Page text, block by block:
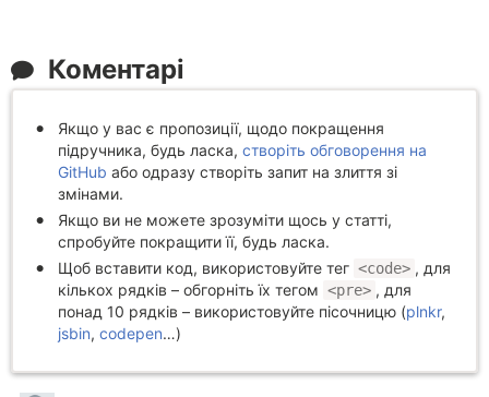
Коментарі
Якщо у вас є пропозиції, щодо покращення
підручника, будь ласка, створіть обговорення на
GitHub або одразу створіть запит на злиття зі
змінами.
Якщо ви не можете зрозуміти щось у статті,
спробуйте покращити її, будь ласка.
Щоб вставити код, використовуйте тег <code> , для
кількох рядків – обгорніть їх тегом <pre> , для
понад 10 рядків – використовуйте пісочницю (plnkr,
jsbin, codepen…)